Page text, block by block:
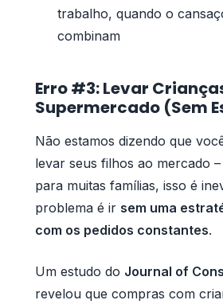
trabalho, quando o
combinam
Erro #3: Levar
Supermercado (Sem
Não estamos dizendo que
levar seus filhos ao mercado
para muitas famílias, isso é
problema é ir sem uma
com os pedidos constantes.
Um estudo do Journal of
revelou que compras com